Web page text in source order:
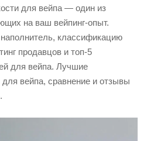
для вейпа — один из
на ваш вейпинг-опыт.
классификацию
продавцов и топ-5
для вейпа. Лучшие
вейпа, сравнение и отзывы